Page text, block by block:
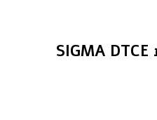
גיטרה אקוסטית מוגברת SIGMA DTCE